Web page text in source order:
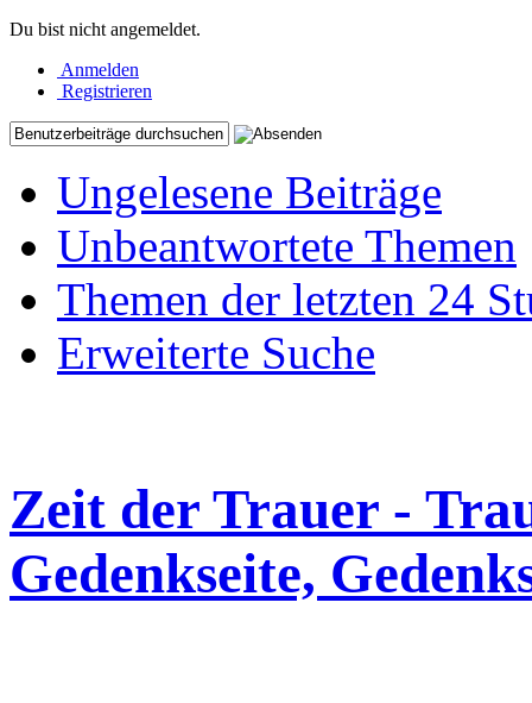
Du bist nicht angemeldet.
Anmelden
Registrieren
Ungelesene Beiträge
Unbeantwortete Themen
Themen der letzten 24
Erweiterte Suche
Zeit der Trauer -
Gedenkseite,